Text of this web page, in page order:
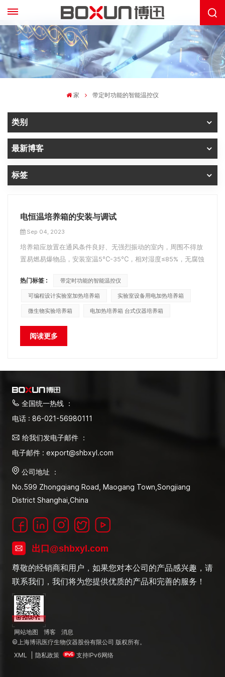
家 带定时功能的智能温控仪
类别
最新博客
标签
电恒温培养箱的安装与调试
Sep 04, 2023
培养箱应放置在通风条件良好、无强烈振动的室内，周围不得放
置易燃易爆物品，安装室温5℃-35℃，相对湿度≤85%，无腐蚀
前，需要做好孵化器的安装和调试工作。 电恒温培养箱调试步
骤： 1、关闭电恒温培养箱玻璃门...
热门标签 : 带定时功能的智能温控仪
可编程设计实验室加热培养箱 实验室设备用电加热培养箱
微生物实验培养箱 电加热培养箱 台式仪器培养箱
阅读更多
全国统一热线 ：
电话 : 86-021-56980111
给我们发电子邮件 ：
电子邮件 : export@shbxyl.com
公司地址 ：
No.599 Zhongqiang Road, Maogang Town,Songjiang
District Shanghai,China
出口@shbxyl.com
尊敬的经销商和用户，如果您对本公司的产品感兴趣，请
联系我们，我们将为您提供优质的产品和完善的服务！
网站地图 博客
消息
©上海博讯医疗生物仪器股份有限公司 版权所有。
XML
隐私政策 支持IPv6网络